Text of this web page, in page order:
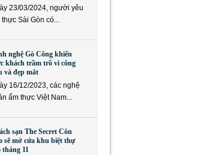
23/03/2024, người yêu
thực Sài Gòn có...
nghệ Gò Công khiến
khách trầm trồ vì công
và đẹp mắt
16/12/2023, các nghệ
ẩm thực Việt Nam...
sạn The Secret Côn
sẽ mở cửa khu biệt thự
tháng 11